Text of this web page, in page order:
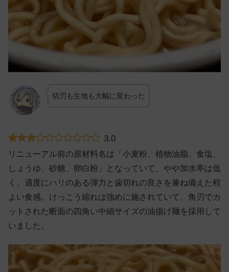
切刃も生地も大幅に変わった
3.0
リニューアル前の原材料名は「小麦粉、植物油脂、食塩、
しょうゆ、砂糖、卵白粉」となっていて、やや加水率は低
く、適度にハリのある弾力と歯切れの良さを兼ね備えた程
よい食感。けっこう縮れは強めに施されていて、角刃でカ
ットされた断面の四角い中細サイズの油揚げ麺を採用して
いました。